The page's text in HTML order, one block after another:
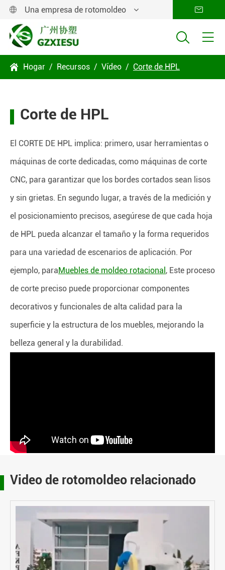
 Una empresa de rotomoldeo 
 
 Hogar Recursos Vídeo Corte de HPL
Corte de HPL
El CORTE DE HPL implica: primero, usar herramientas o
máquinas de corte dedicadas, como máquinas de corte
CNC, para garantizar que los bordes cortados sean lisos
y sin grietas. En segundo lugar, a través de la medición y
el posicionamiento precisos, asegúrese de que cada hoja
de HPL pueda alcanzar el tamaño y la forma requeridos
para una variedad de escenarios de aplicación. Por
ejemplo, paraMuebles de moldeo rotacional , Este proceso
de corte preciso puede proporcionar componentes
decorativos y funcionales de alta calidad para la
superficie y la estructura de los muebles, mejorando la
belleza general y la durabilidad.
Video de rotomoldeo relacionado